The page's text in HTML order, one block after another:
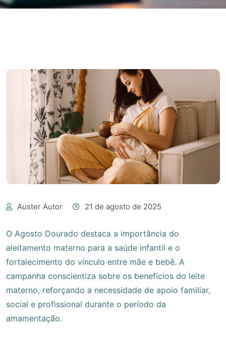
Auster Autor 21 de agosto de 2025
O Agosto Dourado destaca a importância do
aleitamento materno para a saúde infantil e o
fortalecimento do vínculo entre mãe e bebê. A
campanha conscientiza sobre os benefícios do leite
materno, reforçando a necessidade de apoio familiar,
social e profissional durante o período da
amamentação.